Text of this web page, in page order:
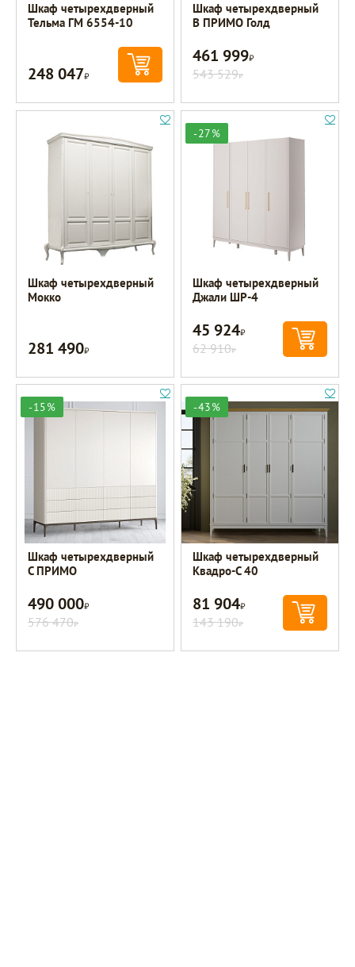
Шкаф четырехдверный
Тельма ГМ 6554-10
248 047Р
Шкаф четырехдверный
B ПРИМО Голд
461 999Р
543 529Р
Шкаф четырехдверный
Мокко
281 490Р
-27%
Шкаф четырехдверный
Джали ШР-4
45 924Р
62 910Р
-15%
Шкаф четырехдверный
C ПРИМО
490 000Р
576 470Р
-43%
Шкаф четырехдверный
Квадро-С 40
81 904Р
143 190Р